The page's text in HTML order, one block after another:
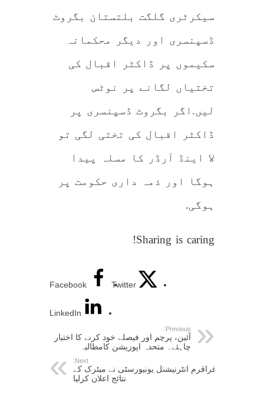
سیکرٹری گلگت بلتستان بگروٹ
ڈسپنسری اور دیگر محکمانہ
سکیموں پر ڈاکٹر اقبال کی
تختیاں لگانے پر نوٹس
لیں.اگر بگروٹ ڈسپنسری پر
ڈاکٹر اقبال کی تختی لگی تو
لا اینڈ آرڈر کا مسلہ پیدا
ہوگا اور ذمہ داری حکومت پر
ہوگی.
Sharing is caring!
Facebook Twitter
LinkedIn
Previous:
آئین، پرچم اور فیصلے خود کرنے کا اختیار
چاہئے۔ متحدہ اپوزیشن کامطالبہ
Next:
قراقرم انٹرنیشنل یونیورسٹی نے میٹرک کے
نتائج اعلان کرلیا